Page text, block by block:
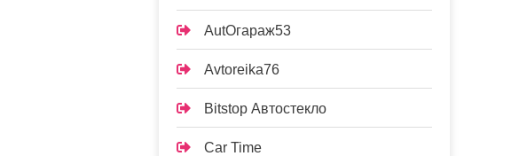
AutOгараж53
Avtoreika76
Bitstop Автостекло
Car Time